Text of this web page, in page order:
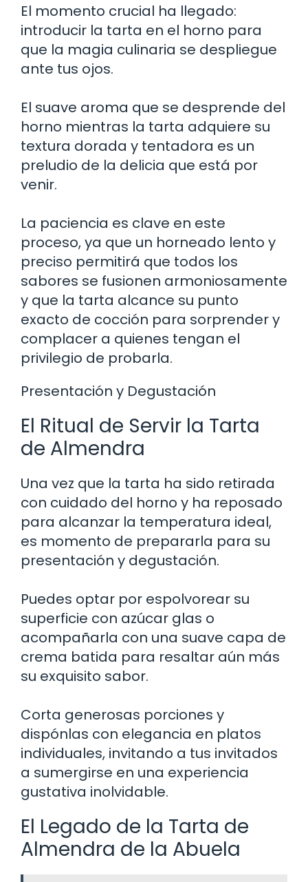
El momento crucial ha llegado:
introducir la tarta en el horno para
que la magia culinaria se despliegue
ante tus ojos.
El suave aroma que se desprende del
horno mientras la tarta adquiere su
textura dorada y tentadora es un
preludio de la delicia que está por
venir.
La paciencia es clave en este
proceso, ya que un horneado lento y
preciso permitirá que todos los
sabores se fusionen armoniosamente
y que la tarta alcance su punto
exacto de cocción para sorprender y
complacer a quienes tengan el
privilegio de probarla.
Presentación y Degustación
El Ritual de Servir la Tarta
de Almendra
Una vez que la tarta ha sido retirada
con cuidado del horno y ha reposado
para alcanzar la temperatura ideal,
es momento de prepararla para su
presentación y degustación.
Puedes optar por espolvorear su
superficie con azúcar glas o
acompañarla con una suave capa de
crema batida para resaltar aún más
su exquisito sabor.
Corta generosas porciones y
dispónlas con elegancia en platos
individuales, invitando a tus invitados
a sumergirse en una experiencia
gustativa inolvidable.
El Legado de la Tarta de
Almendra de la Abuela